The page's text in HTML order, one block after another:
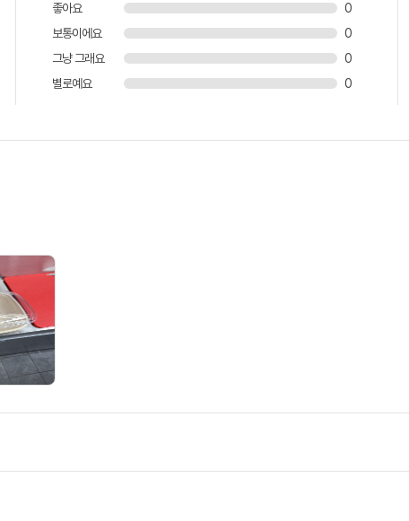
좋아요
0
보통이에요
0
그냥 그래요
0
별로예요
0